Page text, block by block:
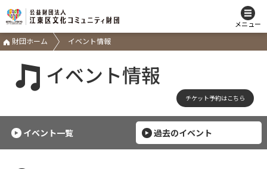
メニュー
財団ホーム イベント情報
イベント情報
チケット予約はこちら
イベント一覧 過去のイベント